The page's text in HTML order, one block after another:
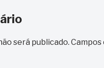
será publicado.